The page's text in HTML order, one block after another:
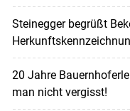
Steinegger begrüßt
20 Jahre
man nicht vergisst!